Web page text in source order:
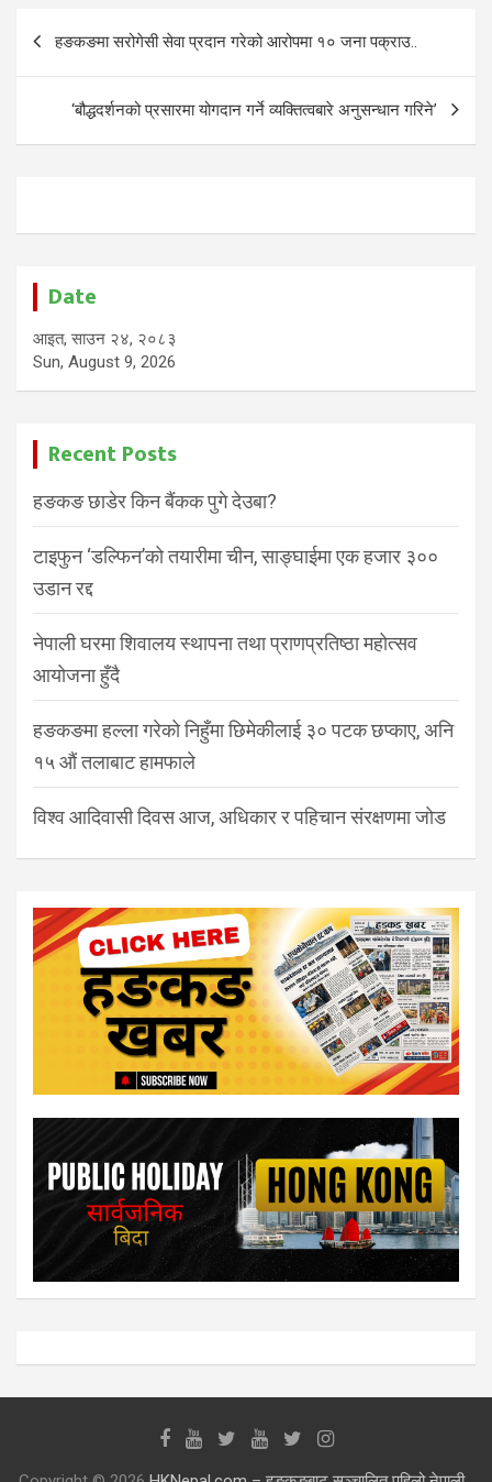
Post
navigation
हङकङमा सरोगेसी सेवा प्रदान गरेको आरोपमा १० जना पक्राउ..
‘बौद्धदर्शनको प्रसारमा योगदान गर्ने व्यक्तित्वबारे अनुसन्धान गरिने’
Date
आइत, साउन २४, २०८३
Sun, August 9, 2026
Recent Posts
हङकङ छाडेर किन बैंकक पुगे देउबा?
टाइफुन ‘डल्फिन’को तयारीमा चीन, साङ्घाईमा एक हजार ३००
उडान रद्द
नेपाली घरमा शिवालय स्थापना तथा प्राणप्रतिष्ठा महोत्सव
आयोजना हुँदै
हङकङमा हल्ला गरेको निहुँमा छिमेकीलाई ३० पटक छप्काए, अनि
१५ औं तलाबाट हामफाले
विश्व आदिवासी दिवस आज, अधिकार र पहिचान संरक्षणमा जोड